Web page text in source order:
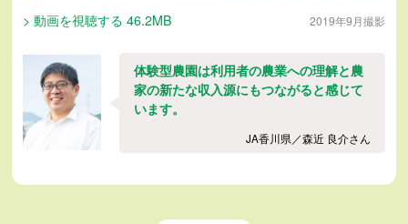
> 動画を視聴する 46.2MB 2019年9月撮影
体験型農園は利用者の農業への理解と農
家の新たな収入源にもつながると感じて
います。
JA香川県／森近 良介さん